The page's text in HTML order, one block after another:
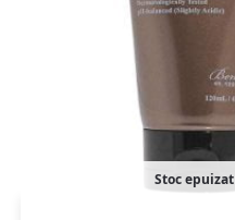
Stoc epuizat